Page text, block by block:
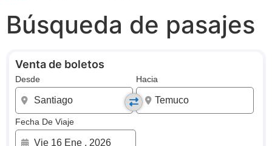
Búsqueda de pasajes
Venta de boletos
Desde Hacia
Fecha De Viaje